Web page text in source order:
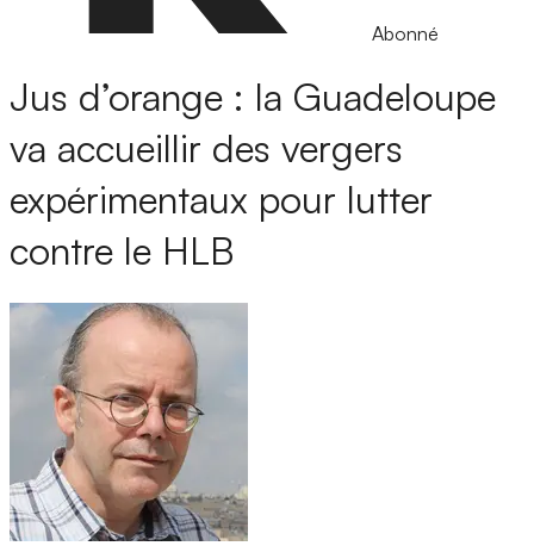
Abonné
Jus d’orange : la Guadeloupe
va accueillir des vergers
expérimentaux pour lutter
contre le HLB